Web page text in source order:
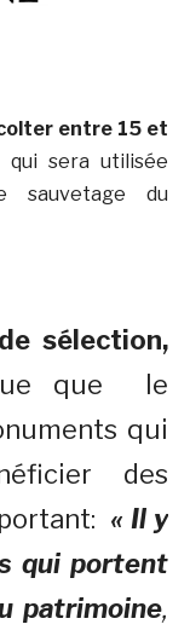
entre 15 et
sera utilisée
sauvetage du
sélection,
que le
qui
des
« Il y
qui portent
patrimoine,